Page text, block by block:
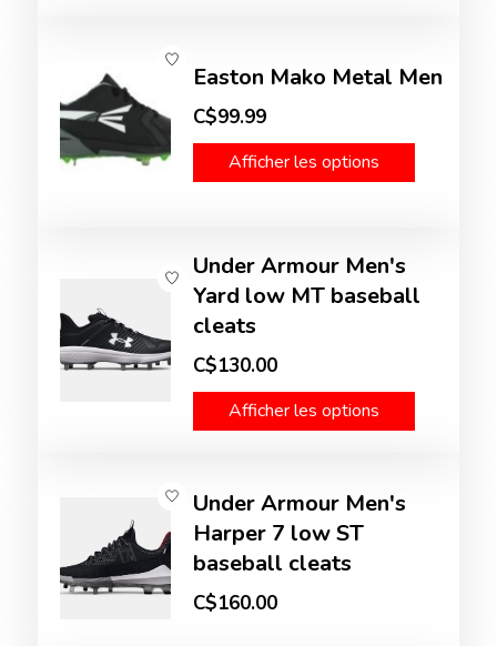
Easton Mako Metal Men
C$99.99
Afficher les options
Under Armour Men's
Yard low MT baseball
cleats
C$130.00
Afficher les options
Under Armour Men's
Harper 7 low ST
baseball cleats
C$160.00